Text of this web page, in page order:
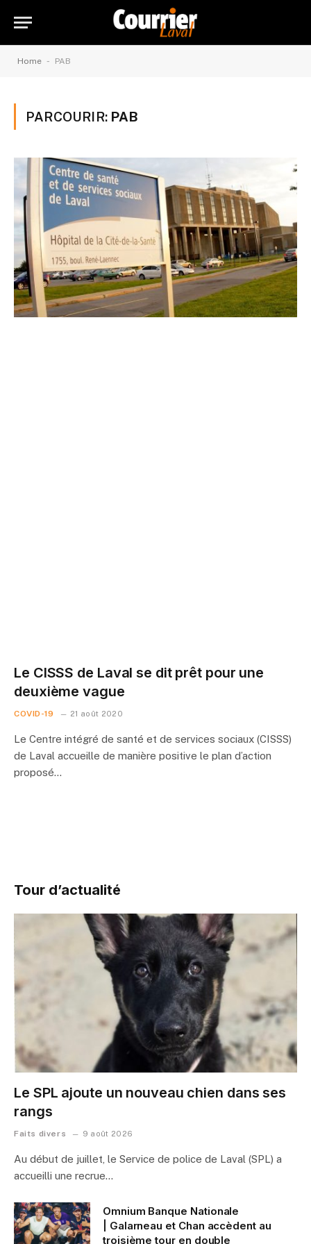
Home - PAB
PARCOURIR: PAB
Le CISSS de Laval se dit prêt pour une
deuxième vague
COVID-19 21 août 2020
Le Centre intégré de santé et de services sociaux (CISSS)
de Laval accueille de manière positive le plan d’action
proposé…
Tour d’actualité
Le SPL ajoute un nouveau chien dans ses
rangs
Faits divers 9 août 2026
Au début de juillet, le Service de police de Laval (SPL) a
accueilli une recrue…
Omnium Banque Nationale
| Galarneau et Chan accèdent au
troisième tour en double